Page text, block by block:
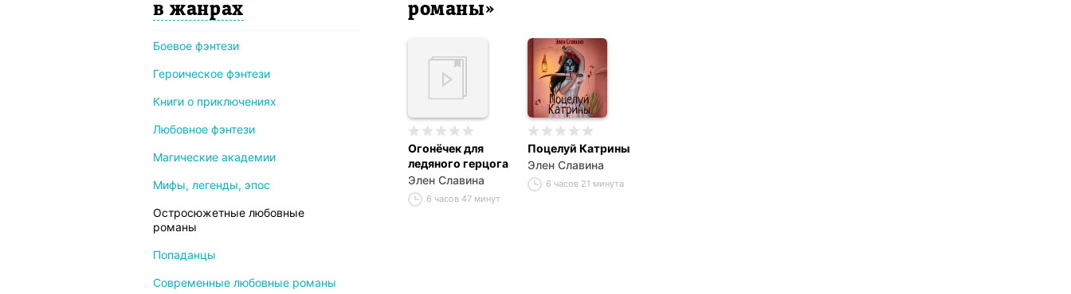
в жанрах
Боевое фэнтези
Героическое фэнтези
Книги о приключениях
Любовное фэнтези
Магические академии
Мифы, легенды, эпос
Остросюжетные любовные
романы
Попаданцы
Современные любовные романы
романы»
Огонёчек для
ледяного герцога
Элен Славина
6 часов 47 минут
Поцелуй Катрины
Элен Славина
6 часов 21 минута